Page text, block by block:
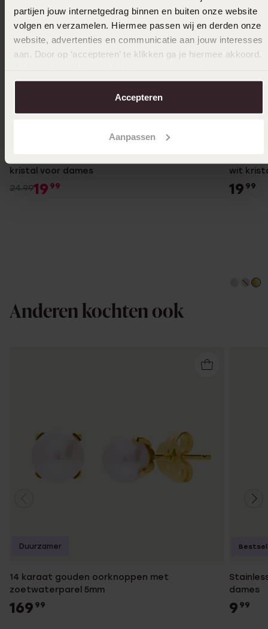
partijen jouw internetgedrag binnen en buiten onze website
volgen en verzamelen. Hiermee passen wij en derden onze
website, advertenties en communicatie aan jouw interesses
aan. Door op ‘accepteren’ te klikken ga je hiermee akkoord.
over in onscookiebeleid.
Accepteren
Aanpassen
kristal voor dames
24.9919 99
wit
19 99
Anderen kochten ook
14 karaat gouden oorknoppen met
zoetwaterparel 5mm
169 99
Duurzamer
dames
9 99